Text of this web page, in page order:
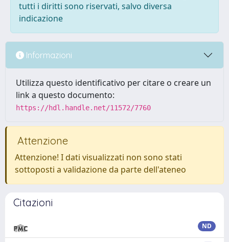
tutti i diritti sono riservati, salvo diversa
indicazione
Informazioni
Utilizza questo identificativo per citare o creare un
link a questo documento:
https://hdl.handle.net/11572/7760
Attenzione
Attenzione! I dati visualizzati non sono stati
sottoposti a validazione da parte dell'ateneo
Citazioni
ND